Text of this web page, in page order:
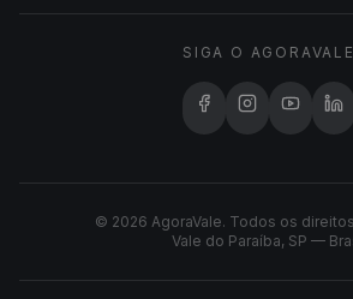
SIGA O AGORAVALE
© 2026 AgoraVale. Todos os
Vale do Paraíba, SP —